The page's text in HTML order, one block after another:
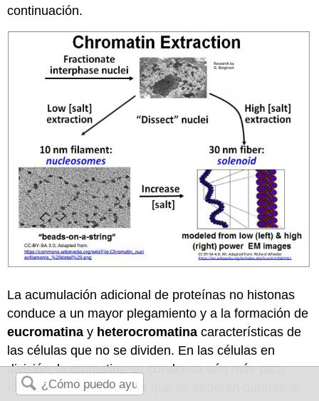
continuación.
La acumulación adicional de proteínas no histonas
conduce a un mayor plegamiento y a la formación de
eucromatina y heterocromatina características de
las células que no se dividen. En las células en
división, la cromatina se condensa aún más para
formar loscromosomas